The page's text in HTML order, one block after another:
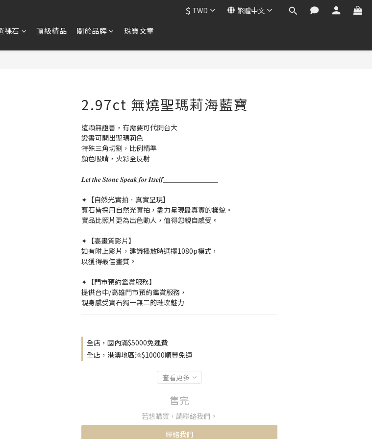
$ TWD 繁體中文
裸石 頂級精品 關於品牌 珠寶文章
2.97ct 無燒聖瑪莉海藍寶
這顆無證書，有需要可代開台大
證書可開出聖瑪莉色
特殊三角切割，比例精準
顏色吸睛，火彩全反射
𝑳𝒆𝒕 𝒕𝒉𝒆 𝑺𝒕𝒐𝒏𝒆 𝑺𝒑𝒆𝒂𝒌 𝒇𝒐𝒓 𝑰𝒕𝒔𝒆𝒍𝒇＿＿＿＿＿＿＿＿
✦【自然光實拍．真實呈現】
寶石皆採用自然光實拍，盡力呈現最真實的樣貌。
實品比照片更為出色動人，值得您親自感受。
✦【高畫質影片】
如有附上影片，建議播放時選擇1080p模式，
以獲得最佳畫質。
✦【門市預約鑑賞服務】
提供台中/高雄門市預約鑑賞服務，
親身感受寶石獨一無二的璀璨魅力
全店，國內滿$5000免運費
全店，港澳地區滿$10000順豐免運
查看更多
售完
若想購買，請聯絡我們。
聯絡我們